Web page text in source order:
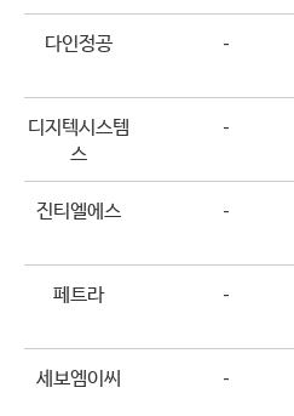
다인정공 -
디지텍시스템
스
-
진티엘에스 -
페트라 -
세보엠이씨 -